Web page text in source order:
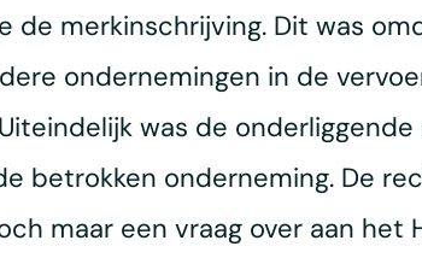
de merkinschrijving. Dit was
ondernemingen in de
was de
betrokken onderneming. De
maar een vraag over aan het